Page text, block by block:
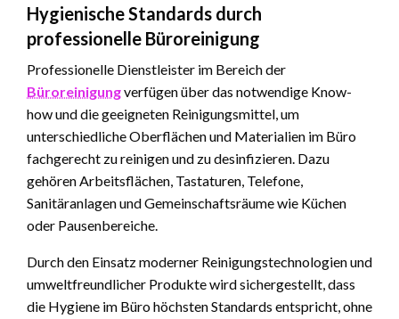
Hygienische Standards durch
professionelle Büroreinigung
Professionelle Dienstleister im Bereich der
Büroreinigungverfügen über das notwendige Know-
how und die geeigneten Reinigungsmittel, um
unterschiedliche Oberflächen und Materialien im Büro
fachgerecht zu reinigen und zu desinfizieren. Dazu
gehören Arbeitsflächen, Tastaturen, Telefone,
Sanitäranlagen und Gemeinschaftsräume wie Küchen
oder Pausenbereiche.
Durch den Einsatz moderner Reinigungstechnologien und
umweltfreundlicher Produkte wird sichergestellt, dass
die Hygiene im Büro höchsten Standards entspricht, ohne